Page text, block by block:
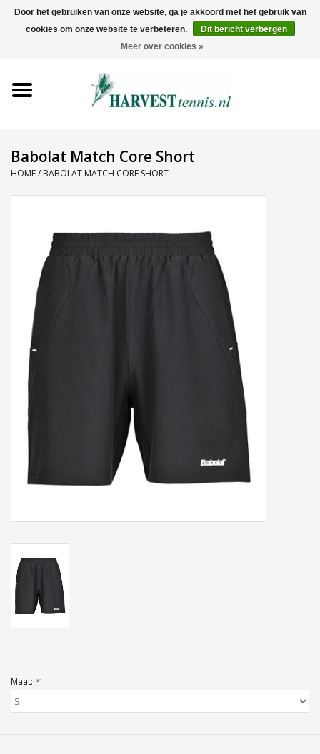
0 Artikelen - €0,00
Tenniskleding
Snaren
Accessoires
Sponsoring
Padel
Babolat Match Core Short
HOME/ BABOLAT MATCH CORE SHORT
Maat: *
Door het gebruiken van onze website, ga je akkoord met het gebruik van
cookies om onze website te verbeteren.
Dit bericht verbergen
Meer over cookies »